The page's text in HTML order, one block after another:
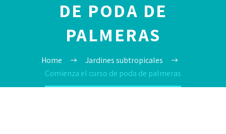
DE PODA DE
PALMERAS
Home
Jardines subtropicales
Comienza el curso de poda de palmeras